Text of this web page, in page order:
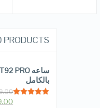
PRODUCTS
بالكامل